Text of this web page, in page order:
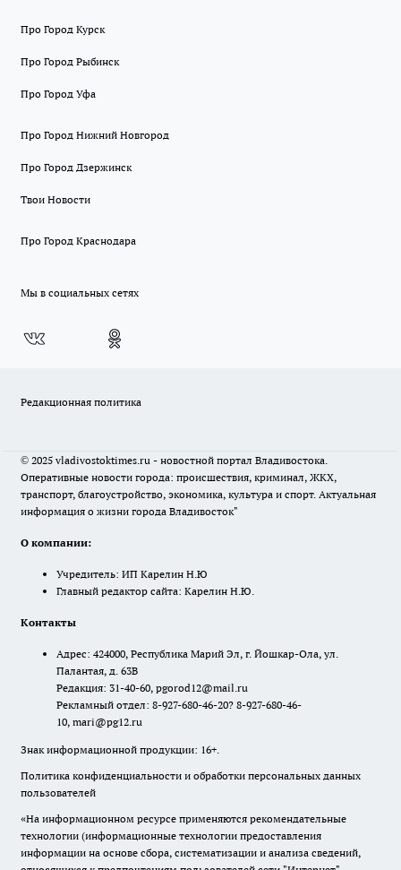
Про Город Курск
Про Город Рыбинск
Про Город Уфа
Про Город Нижний Новгород
Про Город Дзержинск
Твои Новости
Про Город Краснодара
Мы в социальных сетях
Редакционная политика
© 2025 vladivostoktimes.ru - новостной портал Владивостока.
Оперативные новости города: происшествия, криминал, ЖКХ,
транспорт, благоустройство, экономика, культура и спорт. Актуальная
информация о жизни города Владивосток"
О компании:
Учредитель: ИП Карелин Н.Ю
Главный редактор сайта: Карелин Н.Ю.
Контакты
Адрес: 424000, Республика Марий Эл, г. Йошкар-Ола, ул.
Палантая, д. 63В
Редакция: 31-40-60, pgorod12@mail.ru
Рекламный отдел: 8-927-680-46-20? 8-927-680-46-
10, mari@pg12.ru
Знак информационной продукции: 16+.
Политика конфиденциальности и обработки персональных данных
пользователей
«На информационном ресурсе применяются рекомендательные
технологии (информационные технологии предоставления
информации на основе сбора, систематизации и анализа сведений,